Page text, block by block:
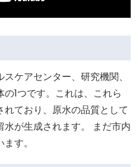
ケアセンター、研究機関、
1つです。これは、これら
ており、原水の品質として
が生成されます。 まだ市内
す。